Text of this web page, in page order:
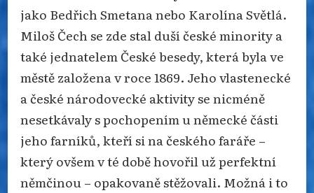
jako Bedřich Smetana nebo Karolína Světlá.
Miloš Čech se zde stal duší české minority a
také jednatelem České besedy, která byla ve
městě založena v roce 1869. Jeho vlastenecké
a české národovecké aktivity se nicméně
nesetkávaly s pochopením u německé části
jeho farníků, kteří si na českého faráře –
který ovšem v té době hovořil už perfektní
němčinou – opakovaně stěžovali. Možná i to